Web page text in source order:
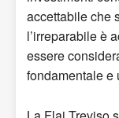
accettabile che
l’irreparabile è
essere
fondamentale e